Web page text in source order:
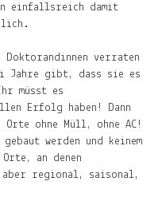
einfallsreich damit
verraten
Jahre gibt, dass sie es
müsst es
Erfolg haben! Dann
ohne Müll, ohne AC!
werden und keinem
an denen
regional, saisonal,